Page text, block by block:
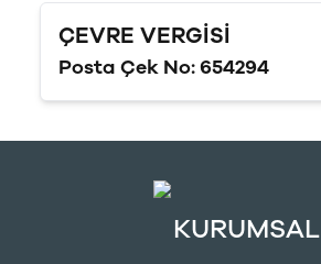
ÇEVRE VERGISI
Posta Çek No:654294
KURUMSAL